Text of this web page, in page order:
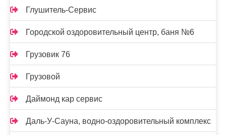
Глушитель-Сервис
Городской оздоровительный центр, баня №6
Грузовик 76
Грузовой
Даймонд кар сервис
Даль-У-Сауна, водно-оздоровительный комплекс